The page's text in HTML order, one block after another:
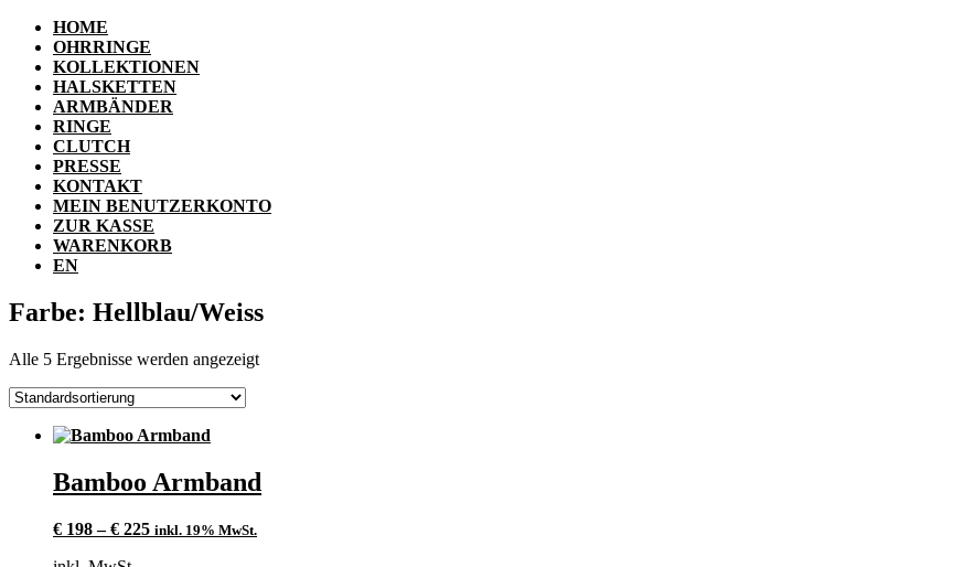
HOME
OHRRINGE
KOLLEKTIONEN
HALSKETTEN
ARMBÄNDER
RINGE
CLUTCH
PRESSE
KONTAKT
MEIN BENUTZERKONTO
ZUR KASSE
WARENKORB
EN
Farbe: Hellblau/Weiss
Alle 5 Ergebnisse werden angezeigt
Bamboo Armband
€ 198–€ 225 inkl. 19% MwSt.